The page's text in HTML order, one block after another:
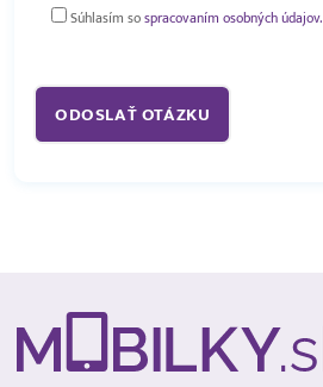
Súhlasím sospracovaním osobných údajov.